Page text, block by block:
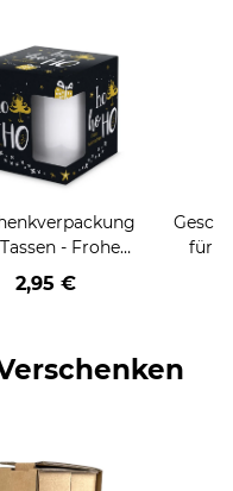
- Frohe
- HO
HO - schwarz
2,95 €
für